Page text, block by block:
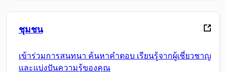
ชุมชน
เข้าร่วมการสนทนา ค้นหาคำตอบ เรียนรู้จากผู้เชี่ยวชาญ
และแบ่งปันความรู้ของคุณ